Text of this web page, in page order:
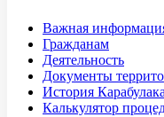
Важная
Гражданам
Деятельность
Документы
История Карабулака
Калькулятор